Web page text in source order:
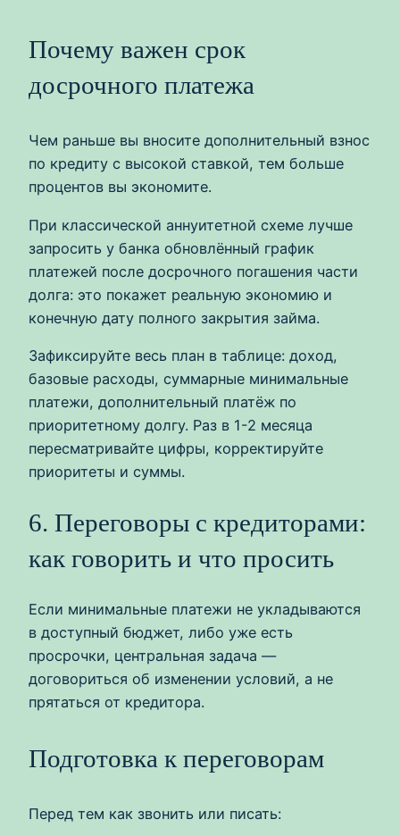
Почему важен срок
досрочного платежа
Чем раньше вы вносите дополнительный взнос
по кредиту с высокой ставкой, тем больше
процентов вы экономите.
При классической аннуитетной схеме лучше
запросить у банка обновлённый график
платежей после досрочного погашения части
долга: это покажет реальную экономию и
конечную дату полного закрытия займа.
Зафиксируйте весь план в таблице: доход,
базовые расходы, суммарные минимальные
платежи, дополнительный платёж по
приоритетному долгу. Раз в 1-2 месяца
пересматривайте цифры, корректируйте
приоритеты и суммы.
6. Переговоры с кредиторами:
как говорить и что просить
Если минимальные платежи не укладываются
в доступный бюджет, либо уже есть
просрочки, центральная задача —
договориться об изменении условий, а не
прятаться от кредитора.
Подготовка к переговорам
Перед тем как звонить или писать: